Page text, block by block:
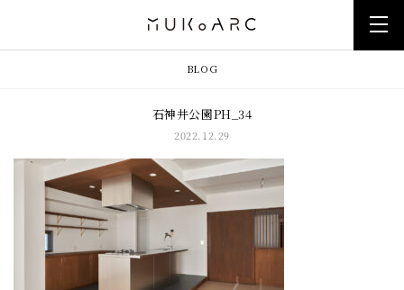
BLOG
石神井公園PH_34
2022.12.29